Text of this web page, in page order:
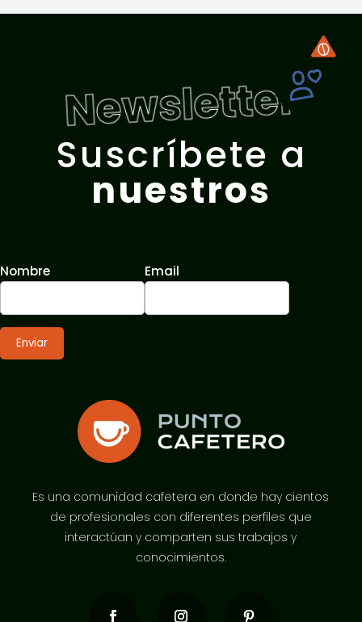
Newsletter
Suscríbete a
nuestros
Nombre Email
Es una comunidad cafetera en donde hay cientos
de profesionales con diferentes perfiles que
interactúan y comparten sus trabajos y
conocimientos.